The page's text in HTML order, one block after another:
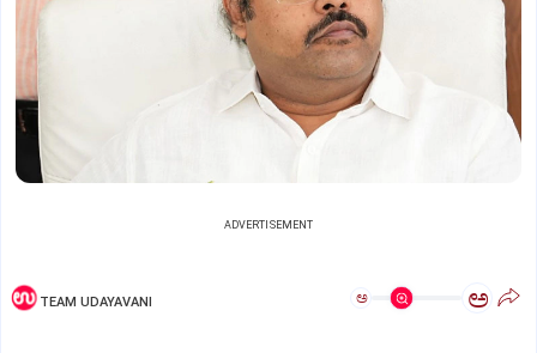
ADVERTISEMENT
TEAM UDAYAVANI ಅ ಅ